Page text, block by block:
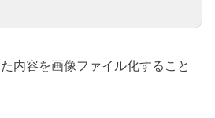
内容を画像ファイル化すること